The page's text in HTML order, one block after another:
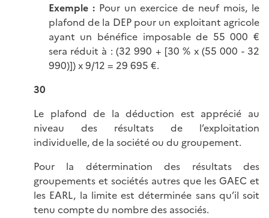
Exemple :Pour un exercice de neuf mois, le
plafond de la DEP pour un exploitant agricole
ayant un bénéfice imposable de 55 000 €
sera réduit à : (32 990 + [30 % x (55 000 - 32
990)]) x 9/12 = 29 695 €.
30
Le plafond de la déduction est apprécié au
niveau des résultats de l’exploitation
individuelle, de la société ou du groupement.
Pour la détermination des résultats des
groupements et sociétés autres que les GAEC et
les EARL, la limite est déterminée sans qu’il soit
tenu compte du nombre des associés.